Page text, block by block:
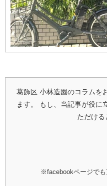
葛飾区 小林造園のコラムを
ます。
もし、当記事が役に
ただける
※facebookページでも